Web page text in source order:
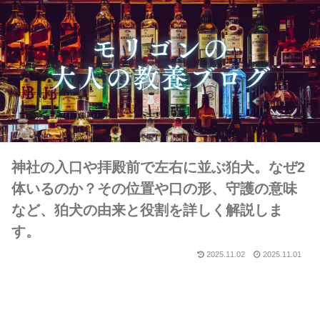
神社の入口や拝殿前で左右に並ぶ狛犬。なぜ2
体いるのか？その位置や口の形、守護の意味
など、狛犬の由来と役割を詳しく解説しま
す。
2025.11.02 2025.11.01